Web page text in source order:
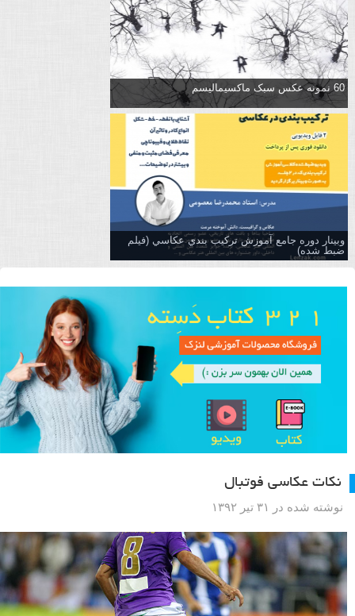
60 نمونه عکس سبک ماکسیمالیسم
وبینار دوره جامع آموزش تركيب بندي عكاسي (فیلم
ضبط شده)
نکات عکاسی فوتبال
نوشته شده در ۳۱ تیر ۱۳۹۲